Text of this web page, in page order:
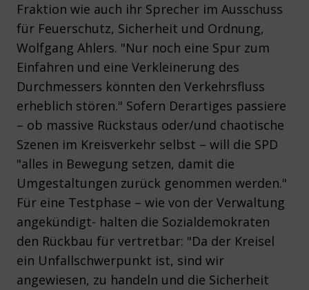
Fraktion wie auch ihr Sprecher im Ausschuss
für Feuerschutz, Sicherheit und Ordnung,
Wolfgang Ahlers. "Nur noch eine Spur zum
Einfahren und eine Verkleinerung des
Durchmessers könnten den Verkehrsfluss
erheblich stören." Sofern Derartiges passiere
– ob massive Rückstaus oder/und chaotische
Szenen im Kreisverkehr selbst – will die SPD
"alles in Bewegung setzen, damit die
Umgestaltungen zurück genommen werden."
Für eine Testphase – wie von der Verwaltung
angekündigt- halten die Sozialdemokraten
den Rückbau für vertretbar: "Da der Kreisel
ein Unfallschwerpunkt ist, sind wir
angewiesen, zu handeln und die Sicherheit